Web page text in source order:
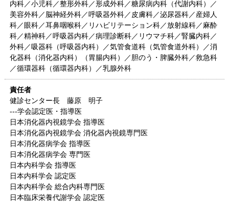
内科／小児科／整形外科／形成外科／糖尿病内科（代謝内科）／
美容外科／脳神経外科／呼吸器外科／皮膚科／泌尿器科／産婦人
科／眼科／耳鼻咽喉科／リハビリテーション科／放射線科／麻酔
科／精神科／呼吸器内科／病理診断科／リウマチ科／腎臓内科／
外科／吸器科（呼吸器内科）／気管食道科（気管食道外科）／消
化器科（消化器内科）（胃腸内科）／胆のう・脾臓外科／救急科
／循環器科（循環器内科）／乳腺外科
責任者
健診センター長 藤原 明子
---学会認定医・指導医
日本消化器内視鏡学会 指導医
日本消化器内視鏡学会 消化器内視鏡専門医
日本消化器病学会 指導医
日本消化器病学会 専門医
日本内科学会 指導医
日本内科学会 認定医
日本内科学会 総合内科専門医
日本臨床栄養代謝学会 認定医